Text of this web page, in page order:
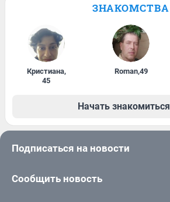
ЗНАКОМСТВА
Кристиана,
45
Roman,49
Начать знакомиться
Подписаться на новости
Сообщить новость